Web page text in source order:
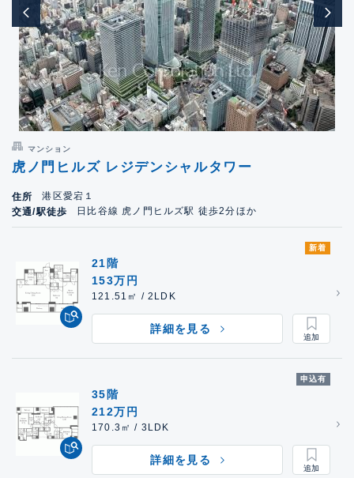
マンション
虎ノ門ヒルズ レジデンシャルタワー
住所
港区愛宕１
交通/駅徒歩
日比谷線 虎ノ門ヒルズ駅 徒歩2分ほか
新着
21階
153万円
121.51㎡ / 2LDK
詳細を見る
申込有
35階
212万円
170.3㎡ / 3LDK
詳細を見る